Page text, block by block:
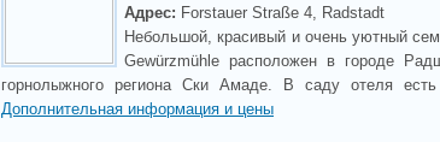
Адрес: Forstauer Straße 4, Radstadt
Небольшой, красивый и очень уютный
Gewürzmühle расположен в городе
горнолыжного региона Ски Амаде. В саду отеля
Дополнительная информация и цены